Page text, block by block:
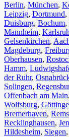
Berlin⁠, München,
Leipzig, Dortmund,
Duisburg⁠, Bochum,
Mannheim,
Gelsenkirchen⁠,
Magdeburg,
Oberhausen⁠,
Hamm,
der Ruhr,
Solingen,
Offenbach am Main,
Wolfsburg⁠,
Bremerhaven⁠,
Recklinghausen,
Hildesheim⁠, Siegen⁠,